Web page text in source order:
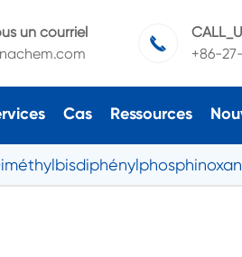
un courriel

+86-
Cas Ressources